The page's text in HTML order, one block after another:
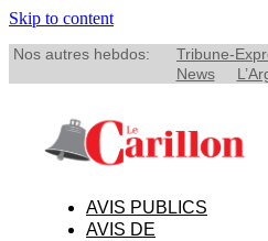
Skip to content
Nos autres hebdos: Tribune-
News
AVIS PUBLICS
AVIS DE